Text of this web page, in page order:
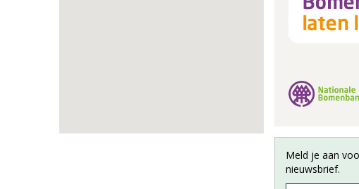
Meld je aan
nieuwsbrief.